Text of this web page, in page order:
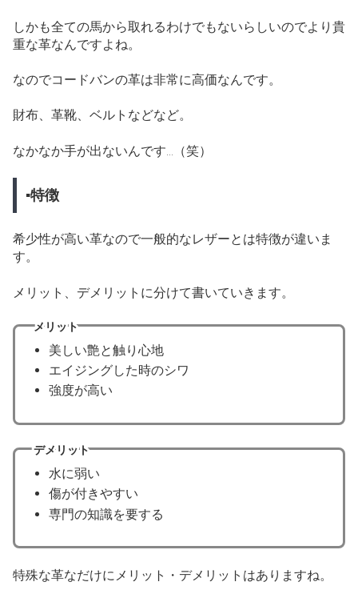
しかも全ての馬から取れるわけでもないらしいのでより貴
重な革なんですよね。
なのでコードバンの革は非常に高価なんです。
財布、革靴、ベルトなどなど。
なかなか手が出ないんです…（笑）
▪特徴
希少性が高い革なので一般的なレザーとは特徴が違いま
す。
メリット、デメリットに分けて書いていきます。
メリット
美しい艶と触り心地
エイジングした時のシワ
強度が高い
デメリット
水に弱い
傷が付きやすい
専門の知識を要する
特殊な革なだけにメリット・デメリットはありますね。